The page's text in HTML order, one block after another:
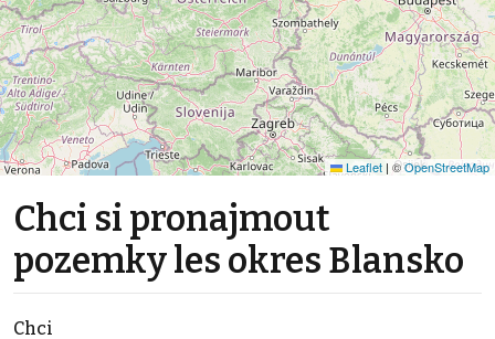
Leaflet | ©OpenStreetMap
Chci si pronajmout
pozemky les okres Blansko
Chci